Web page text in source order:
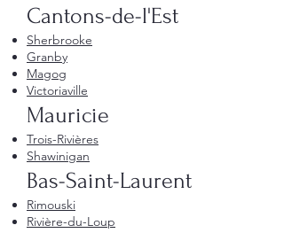
Cantons-de-l'Est
Sherbrooke
Granby
Magog
Victoriaville
Mauricie
Trois-Rivières
Shawinigan
Bas-Saint-Laurent
Rimouski
Rivière-du-Loup